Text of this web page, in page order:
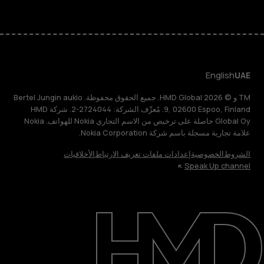
حول
الدعم
UAE
English
TM و © 2026 HMD Global. جميع الحقوق محفوظة. Bertel Jungin aukio
9, 02600 Espoo, Finland. مُعرِّف الشركة: 2724044-2. شركة HMD
Global Oy حاصلة على ترخيص من الاسم التجاري Nokia للهواتف. Nokia
علامة تجارية مسجلة باسم شركة Nokia Corporation.
الشروطالخصوصيةإعدادات ملفات تعريف الارتباطالأخلاقيات
Speak Up channel